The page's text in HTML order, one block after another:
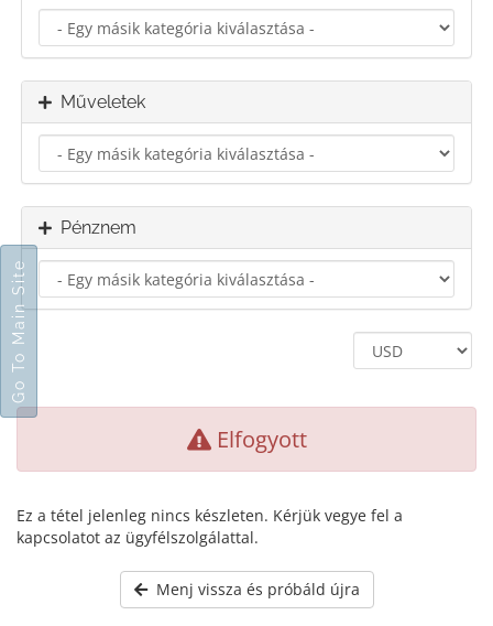
Műveletek
Pénznem
Elfogyott
Ez a tétel jelenleg nincs készleten. Kérjük vegye fel a
kapcsolatot az ügyfélszolgálattal.
Menj vissza és próbáld újra
Go To Main Site